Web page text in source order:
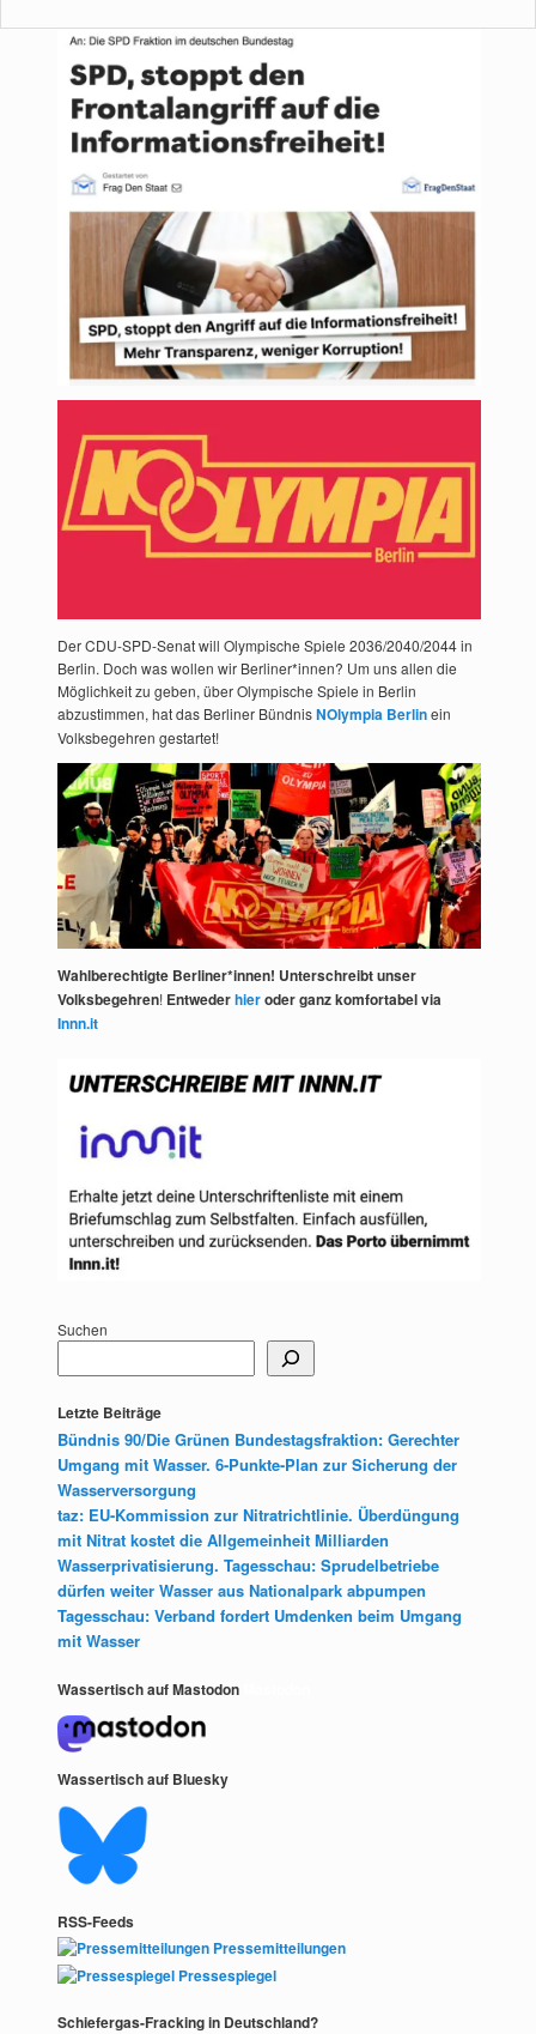
Der CDU-SPD-Senat will Olympische Spiele 2036/2040/2044 in
Berlin. Doch was wollen wir Berliner*innen? Um uns allen die
Möglichkeit zu geben, über Olympische Spiele in Berlin
abzustimmen, hat das Berliner BündnisNOlympia Berlinein
Volksbegehren gestartet!
Wahlberechtigte Berliner*innen! Unterschreibt unser
Volksbegehren! Entwederhieroder ganz komfortabel via
Innn.it
Suchen
Letzte Beiträge
Bündnis 90/Die Grünen Bundestagsfraktion: Gerechter
Umgang mit Wasser. 6-Punkte-Plan zur Sicherung der
Wasserversorgung
taz: EU-Kommission zur Nitratrichtlinie. Überdüngung
mit Nitrat kostet die Allgemeinheit Milliarden
Wasserprivatisierung. Tagesschau: Sprudelbetriebe
dürfen weiter Wasser aus Nationalpark abpumpen
Tagesschau: Verband fordert Umdenken beim Umgang
mit Wasser
Wassertisch auf Mastodon
Wassertisch auf Bluesky
RSS-Feeds
Pressemitteilungen
Pressespiegel
Schiefergas-Fracking in Deutschland?